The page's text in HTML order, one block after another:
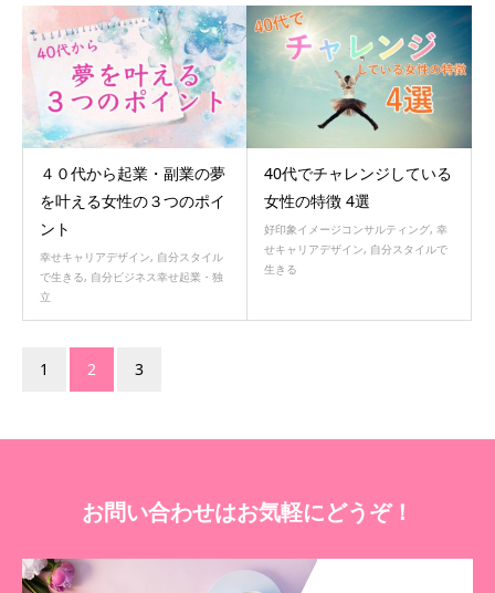
４０代から起業・副業の夢
を叶える女性の３つのポイ
ント
幸せキャリアデザイン, 自分スタイル
で生きる, 自分ビジネス幸せ起業・独
立
40代でチャレンジしている
女性の特徴 4選
好印象イメージコンサルティング, 幸
せキャリアデザイン, 自分スタイルで
生きる
1 2 3
お問い合わせはお気軽にどうぞ！